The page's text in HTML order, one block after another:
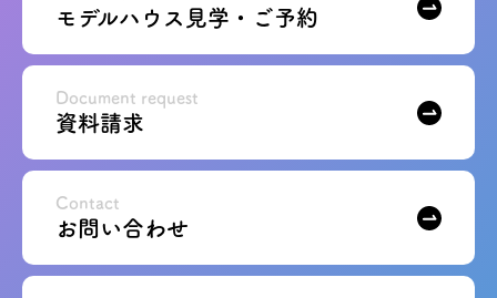
モデルハウス見学・ご予約
資料請求
Document request
お問い合わせ
Contact